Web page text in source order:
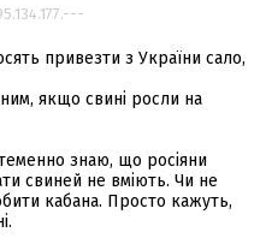
привезти з України сало,
якщо свині росли на
знаю, що росіяни
свиней не вміють. Чи не
кабана. Просто кажуть,